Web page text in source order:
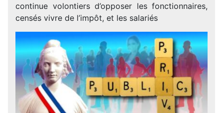
continue volontiers d’opposer les fonctionnaires,
censés vivre de l’impôt, et les salariés